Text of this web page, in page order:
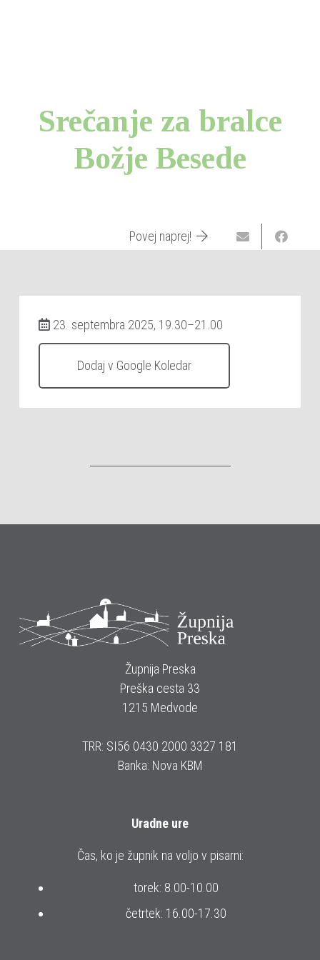
Srečanje za bralce
Božje Besede
Povej naprej!
23. septembra 2025, 19.30–21.00
Dodaj v Google Koledar
Župnija Preska
Preška cesta 33
1215 Medvode
TRR: SI56 0430 2000 3327 181
Banka: Nova KBM
Uradne ure
Čas, ko je župnik na voljo v pisarni:
torek: 8.00-10.00
četrtek: 16.00-17.30